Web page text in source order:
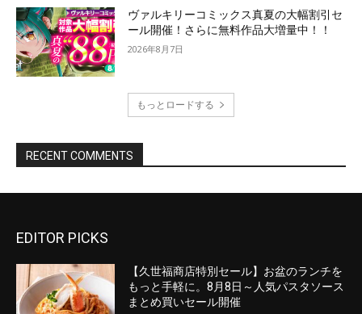
EDITOR PICKS
【久世福商店特別セール】お盆のランチを
もっと手軽に。8月8日～人気パスタソース
まとめ買いセール開催